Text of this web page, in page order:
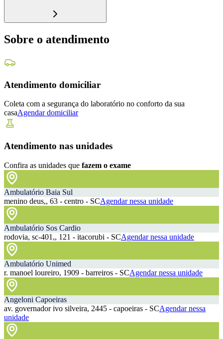
Sobre o atendimento
Atendimento domiciliar
Coleta com a segurança do laboratório no conforto da sua
casaAgendar domiciliar
Atendimento nas unidades
Confira as unidades que fazem o exame
Ambulatório Baia Sul
menino deus,, 63 - centro - SCAgendar nessa unidade
Ambulatório Sos Cardio
rodovia, sc-401,, 121 - itacorubi - SCAgendar nessa unidade
Ambulatório Unimed
r. manoel loureiro, 1909 - barreiros - SCAgendar nessa unidade
Angeloni Capoeiras
av. governador ivo silveira, 2445 - capoeiras - SCAgendar nessa
unidade